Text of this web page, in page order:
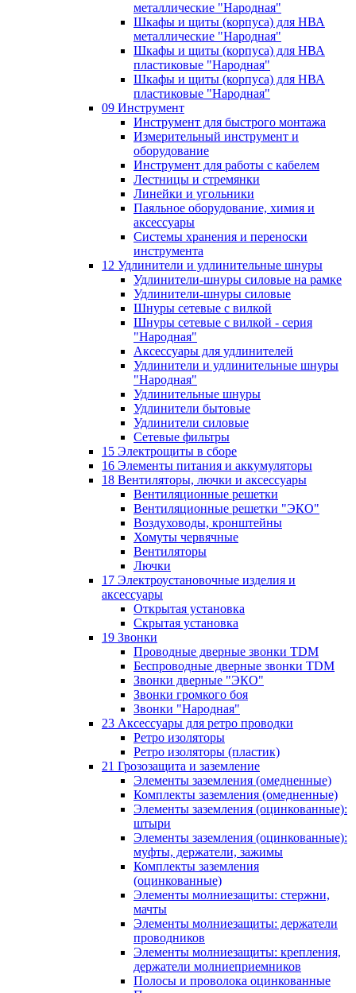
металлические "Народная"
Шкафы и щиты (корпуса) для НВА
металлические "Народная"
Шкафы и щиты (корпуса) для НВА
пластиковые "Народная"
Шкафы и щиты (корпуса) для НВА
пластиковые "Народная"
09 Инструмент
Инструмент для быстрого монтажа
Измерительный инструмент и
оборудование
Инструмент для работы с кабелем
Лестницы и стремянки
Линейки и угольники
Паяльное оборудование, химия и
аксессуары
Системы хранения и переноски
инструмента
12 Удлинители и удлинительные шнуры
Удлинители-шнуры силовые на рамке
Удлинители-шнуры силовые
Шнуры сетевые с вилкой
Шнуры сетевые с вилкой - серия
"Народная"
Аксессуары для удлинителей
Удлинители и удлинительные шнуры
"Народная"
Удлинительные шнуры
Удлинители бытовые
Удлинители силовые
Сетевые фильтры
15 Электрощиты в сборе
16 Элементы питания и аккумуляторы
18 Вентиляторы, лючки и аксессуары
Вентиляционные решетки
Вентиляционные решетки "ЭКО"
Воздуховоды, кронштейны
Хомуты червячные
Вентиляторы
Лючки
17 Электроустановочные изделия и
аксессуары
Открытая установка
Скрытая установка
19 Звонки
Проводные дверные звонки TDM
Беспроводные дверные звонки TDM
Звонки дверные "ЭКО"
Звонки громкого боя
Звонки "Народная"
23 Аксессуары для ретро проводки
Ретро изоляторы
Ретро изоляторы (пластик)
21 Грозозащита и заземление
Элементы заземления (омедненные)
Комплекты заземления (омедненные)
Элементы заземления (оцинкованные):
штыри
Элементы заземления (оцинкованные):
муфты, держатели, зажимы
Комплекты заземления
(оцинкованные)
Элементы молниезащиты: стержни,
мачты
Элементы молниезащиты: держатели
проводников
Элементы молниезащиты: крепления,
держатели молниеприемников
Полосы и проволока оцинкованные